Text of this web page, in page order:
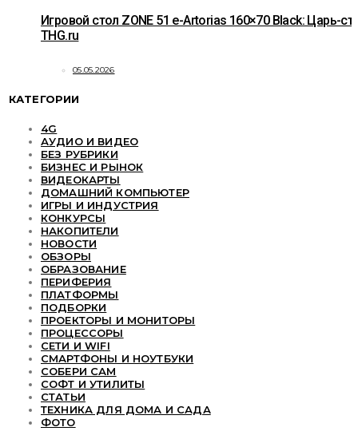
Игровой стол ZONE 51 e-Artorias 160×70 Black: Царь-
THG.ru
05.05.2026
КАТЕГОРИИ
4G
АУДИО И ВИДЕО
БЕЗ РУБРИКИ
БИЗНЕС И РЫНОК
ВИДЕОКАРТЫ
ДОМАШНИЙ КОМПЬЮТЕР
ИГРЫ И ИНДУСТРИЯ
КОНКУРСЫ
НАКОПИТЕЛИ
НОВОСТИ
ОБЗОРЫ
ОБРАЗОВАНИЕ
ПЕРИФЕРИЯ
ПЛАТФОРМЫ
ПОДБОРКИ
ПРОЕКТОРЫ И МОНИТОРЫ
ПРОЦЕССОРЫ
СЕТИ И WIFI
СМАРТФОНЫ И НОУТБУКИ
СОБЕРИ САМ
СОФТ И УТИЛИТЫ
СТАТЬИ
ТЕХНИКА ДЛЯ ДОМА И САДА
ФОТО